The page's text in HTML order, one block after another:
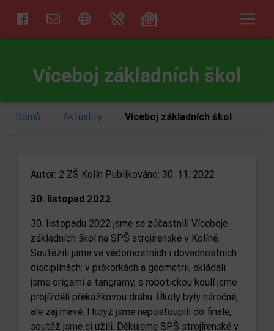
Víceboj základních škol
Domů Aktuality Víceboj základních škol
Autor: 2 ZŠ Kolín Publikováno: 30. 11. 2022
30. listopad 2022
30. listopadu 2022 jsme se zúčastnili Víceboje
základních škol na SPŠ strojírenské v Kolíně.
Soutěžili jsme ve vědomostních i dovednostních
disciplínách: v piškorkách a geometrii, skládali
jsme origami a tangramy, s robotickou koulí jsme
projížděli překážkovou dráhu. Úkoly byly náročné,
ale zajímavé. I když jsme nepostoupili do finále,
soutěž jsme si užili. Děkujeme SPŠ strojírenské v